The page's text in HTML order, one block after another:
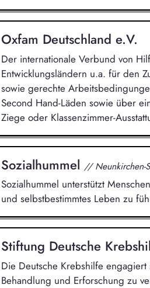
Oxfam Deutschland e.V.
Der internationale Verbund von
Entwicklungsländern u.a. für den
sowie gerechte
Second Hand-Läden sowie über
Ziege oder Klassenzimmer-
Sozialhummel // Neunkirchen-
Sozialhummel unterstützt
und selbstbestimmtes Leben zu
Stiftung Deutsche
Die Deutsche Krebshilfe
Behandlung und Erforschung zu